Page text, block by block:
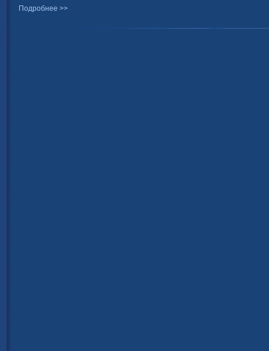
Подробнее >>